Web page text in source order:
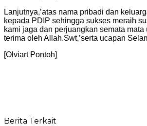
Lanjutnya,’atas nama pribadi dan
kepada PDIP sehingga sukses meraih
kami jaga dan perjuangkan semata
terima oleh Allah.Swt,’serta ucapan
[Olviart Pontoh]
Berita Terkait